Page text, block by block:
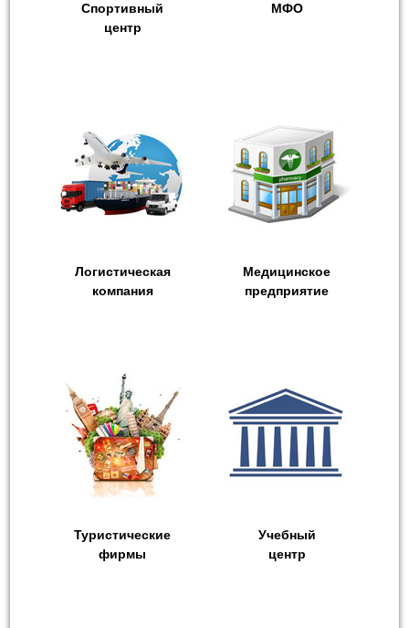
Спортивный
центр
МФО
Логистическая
компания
Медицинское
предприятие
Туристические
фирмы
Учебный
центр